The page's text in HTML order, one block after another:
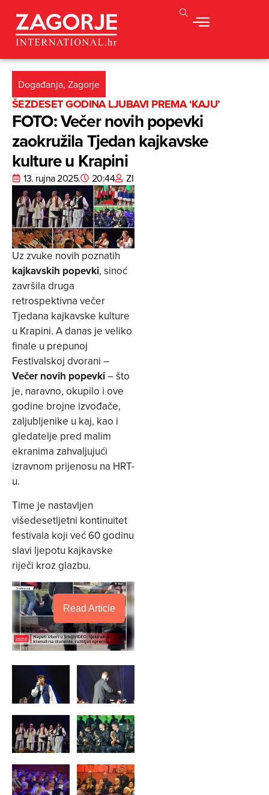
Događanja, Zagorje
ŠEZDESET GODINA LJUBAVI PREMA ‘KAJU’
FOTO: Večer novih popevki
zaokružila Tjedan kajkavske
kulture u Krapini
13. rujna 2025. 20:44 ZI
Uz zvuke novih poznatih
kajkavskih popevki, sinoć
završila druga
retrospektivna večer
Tjedana kajkavske kulture
u Krapini. A danas je veliko
finale u prepunoj
Festivalskoj dvorani –
Večer novih popevki– što
je, naravno, okupilo i ove
godine brojne izvođače,
zaljubljenike u kaj, kao i
gledatelje pred malim
ekranima zahvaljujući
izravnom prijenosu na HRT-
u.
Time je nastavljen
višedesetljetni kontinuitet
festivala koji već 60 godinu
slavi ljepotu kajkavske
riječi kroz glazbu.
Read Article